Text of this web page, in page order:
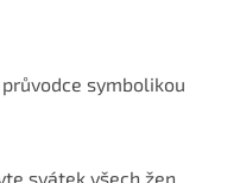
symbolikou
svátek všech žen